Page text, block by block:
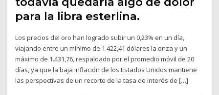
para la libra esterlina.
Los precios del oro han logrado subir un 0,23% en un día,
viajando entre un mínimo de 1.422,41 dólares la onza y un
máximo de 1.431,76, respaldado por el promedio móvil de 20
días, ya que la baja inflación de los Estados Unidos mantiene
las perspectivas de un recorte de la tasa de interés de […]